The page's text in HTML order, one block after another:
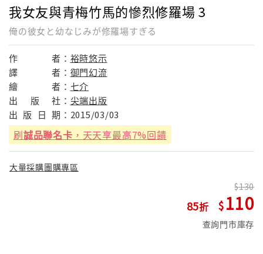
我女友與青梅竹馬的慘烈修羅場 3
俺の彼女と幼なじみが修羅場すぎる
作 者： 裕時悠示
譯
者： 御門幻流
繪
者： 七介
出
版 社： 尖端出版
出 版 日 期： 2015/03/03
刷誠品聯名卡 ，天天享最高7%回饋
大量採購團購專區
85
130
110
查詢門市庫存